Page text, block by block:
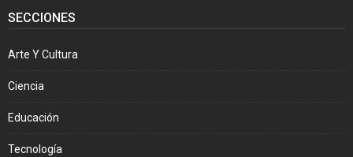
SECCIONES
Arte Y Cultura
Ciencia
Educación
Tecnología